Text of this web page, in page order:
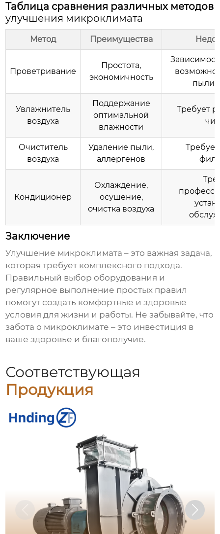
Таблица сравнения различных методов
улучшения микроклимата
Метод Преимущества
Проветривание
Простота,
экономичность
возможно
пыли
Увлажнитель
воздуха
Поддержание
оптимальной
влажности
Требует
Очиститель
воздуха
Удаление пыли,
аллергенов
Кондиционер
Охлаждение,
осушение,
очистка воздуха
Заключение
Улучшение микроклимата – это важная задача,
которая требует комплексного подхода.
Правильный выбор оборудования и
регулярное выполнение простых правил
помогут создать комфортные и здоровые
условия для жизни и работы. Не забывайте, что
забота о микроклимате – это инвестиция в
ваше здоровье и благополучие.
Соответствующая
Продукция